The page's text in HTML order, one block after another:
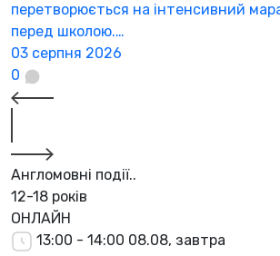
перетворюється на інтенсивний
перед школою.…
03 серпня 2026
0
Англомовні події..
12-18 років
ОНЛАЙН
13:00 - 14:00 08.08, завтра